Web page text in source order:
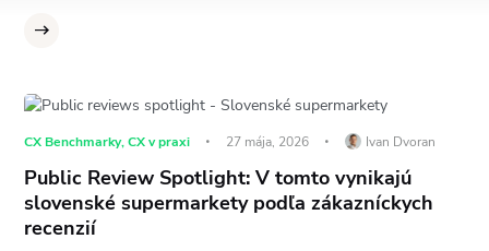
CX Benchmarky,CX v praxi 27 mája, 2026 Ivan Dvoran
Public Review Spotlight: V tomto vynikajú
slovenské supermarkety podľa zákazníckych
recenzií